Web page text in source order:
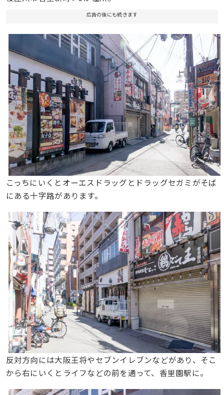
広告の後にも続きます
こっちにいくとオーエスドラッグとドラッグセガミがそば
にある十字路があります。
反対方向には大阪王将やセブンイレブンなどがあり、そこ
から右にいくとライフなどの前を通って、香里園駅に。